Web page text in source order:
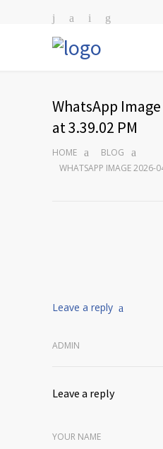
WhatsApp
at 3.39.02 PM
HOME
BLOG
WHATSAPP IMAGE 2026-
Leave a reply
ADMIN
Leave a reply
YOUR NAME